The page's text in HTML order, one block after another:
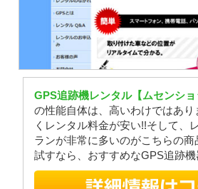
GPS追跡機レンタル【ムセンショ
の性能自体は、高いわけではあ
くレンタル料金が安い!!そして、
ランが非常に多いのがこちらの
試すなら、おすすめなGPS追跡機